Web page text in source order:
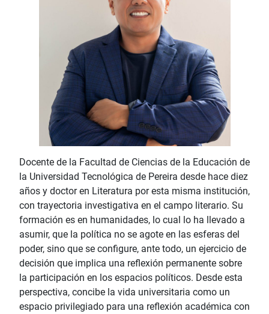
Docente de la Facultad de Ciencias de la Educación de
la Universidad Tecnológica de Pereira desde hace diez
años y doctor en Literatura por esta misma institución,
con trayectoria investigativa en el campo literario. Su
formación es en humanidades, lo cual lo ha llevado a
asumir, que la política no se agote en las esferas del
poder, sino que se configure, ante todo, un ejercicio de
decisión que implica una reflexión permanente sobre
la participación en los espacios políticos. Desde esta
perspectiva, concibe la vida universitaria como un
espacio privilegiado para una reflexión académica con